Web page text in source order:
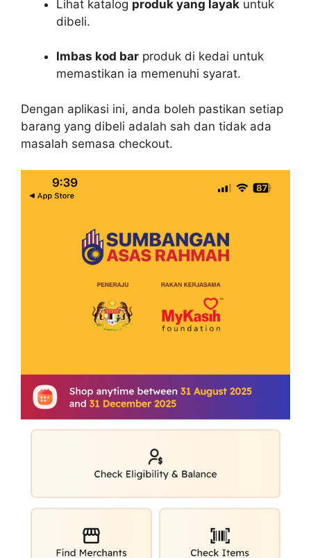
Lihat katalog produk yang layak untuk
dibeli.
Imbas kod bar produk di kedai untuk
memastikan ia memenuhi syarat.
Dengan aplikasi ini, anda boleh pastikan setiap
barang yang dibeli adalah sah dan tidak ada
masalah semasa checkout.